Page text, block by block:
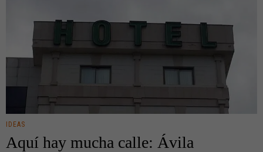
IDEAS
Aquí hay mucha calle: Ávila